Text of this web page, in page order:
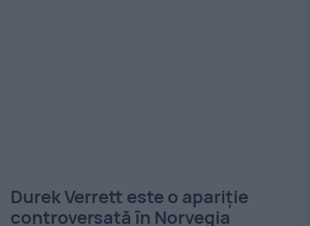
Durek Verrett este o apariție
controversată în Norvegia